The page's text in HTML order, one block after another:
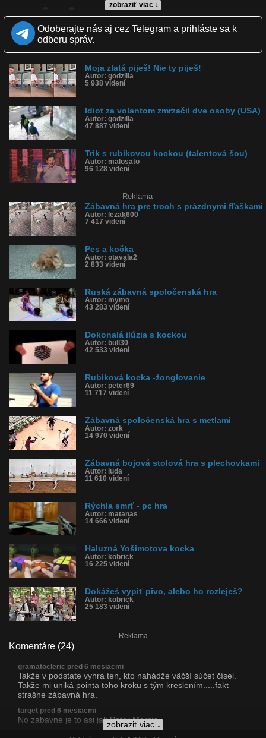
zobraziť viac ↓
Zverejnené: 6.2.2026 18:08
Páči sa: 90% (29 hlasov)
Obľúbené: 12
Komentárov: 24
Kategória: zábavné
Tagy: kocka, hra, hra pre dvoch, papier, tvary, hra na papieri, hra
pre deti
História sledovanosti videa:
Odoberajte nás aj cez Telegram a prihláste sa k
odberu správ.
Moja zlatá piješ! Nie ty piješ!
Autor: godzilla
5 938 videní
Idiot za volantom zmrzačil dve osoby (USA)
Autor: godzilla
47 887 videní
Trik s rubikovou kockou (talentová šou)
Autor: malosato
96 128 videní
Reklama
Zábavná hra pre troch s prázdnymi fľaškami
Autor: lezak600
7 417 videní
Pes a kočka
Autor: otavala2
2 833 videní
Ruská zábavná spoločenská hra
Autor: mymo
43 283 videní
Dokonalá ilúzia s kockou
Autor: bull30
42 533 videní
Rubiková kocka -žonglovanie
Autor: peter69
11 717 videní
Zábavná spoločenská hra s metlami
Autor: zork
14 970 videní
Zábavná bojová stolová hra s plechovkami
Autor: luda
11 610 videní
Rýchla smrť - pc hra
Autor: matanas
14 666 videní
Haluzná Yošimotova kocka
Autor: kobrick
16 225 videní
Dokážeš vypiť pivo, alebo ho rozleješ?
Autor: kobrick
25 183 videní
Reklama
Komentáre (24)
zobraziť viac ↓
gramatocleric pred 6 mesiacmi
Takže v podstate vyhrá ten, kto nahádže väčší súčet čísel.
Takže mi uniká pointa toho kroku s tým kreslením.....fakt
strašne zábavná hra.
target pred 6 mesiacmi
No zabavne je to asi jak Peter Marcin
strcprstskzrit pred 6 mesiacmi